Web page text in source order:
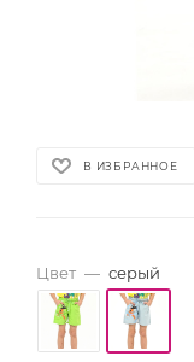
В ИЗБРАННОЕ
Цвет — серый